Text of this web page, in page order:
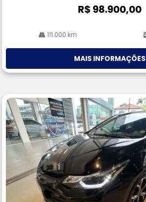
R$ 98.900,00
111.000 km
MAIS INFORMAÇÕES